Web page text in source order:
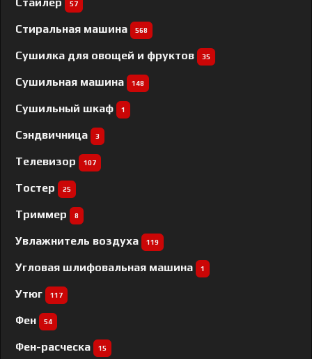
57
Стиральная машина 568
Сушилка для овощей и фруктов 35
Сушильная машина 148
Сушильный шкаф 1
Сэндвичница 3
Телевизор 107
Тостер 25
Триммер 8
Увлажнитель воздуха 119
Угловая шлифовальная машина 1
Утюг 117
Фен 54
Фен-расческа 15